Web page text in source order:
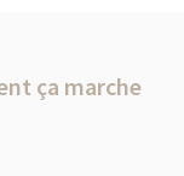
ça marche